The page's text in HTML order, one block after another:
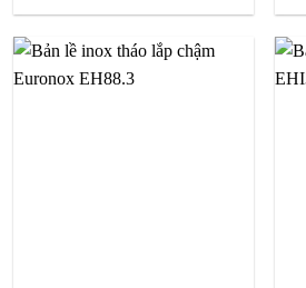
là:
tại
17.000₫.